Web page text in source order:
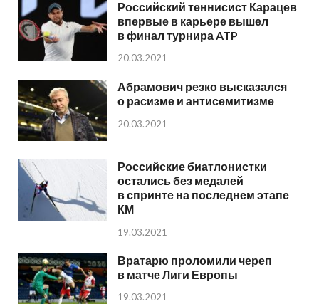
Российский теннисист Карацев
впервые в карьере вышел
в финал турнира ATP
20.03.2021
Абрамович резко высказался
о расизме и антисемитизме
20.03.2021
Российские биатлонистки
остались без медалей
в спринте на последнем этапе
КМ
19.03.2021
Вратарю проломили череп
в матче Лиги Европы
19.03.2021